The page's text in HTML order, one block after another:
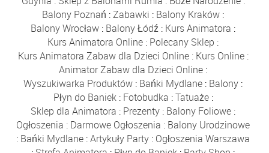
Balony Poznań :Zabawki : Balony Kraków :
Balony Wrocław : Balony Łódź : Kurs Animatora :
Kurs Animatora Online : Polecany Sklep :
Kurs Animatora Zabaw dla Dzieci Online: Kurs Online:
Animator Zabaw dla Dzieci Online :
Wyszukiwarka Produktów : Bańki Mydlane : Balony :
Płyn do Baniek: Fotobudka :Tatuaże:
Sklep dla Animatora : Prezenty : Balony Foliowe :
Ogłoszenia : Darmowe Ogłoszenia : Balony Urodzinowe
: Bańki Mydlane :Artykuły Party : Ogłoszenia Warszawa